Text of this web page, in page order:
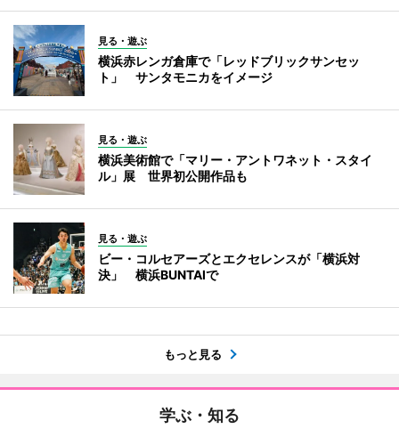
見る・遊ぶ
横浜赤レンガ倉庫で「レッドブリックサンセッ
ト」 サンタモニカをイメージ
見る・遊ぶ
横浜美術館で「マリー・アントワネット・スタイ
ル」展 世界初公開作品も
見る・遊ぶ
ビー・コルセアーズとエクセレンスが「横浜対
決」 横浜BUNTAIで
もっと見る
学ぶ・知る